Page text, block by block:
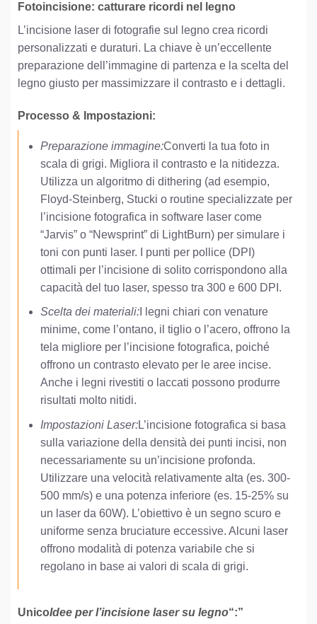
Fotoincisione: catturare ricordi nel legno
L’incisione laser di fotografie sul legno crea ricordi
personalizzati e duraturi. La chiave è un’eccellente
preparazione dell’immagine di partenza e la scelta del
legno giusto per massimizzare il contrasto e i dettagli.
Processo & Impostazioni:
Preparazione immagine:Converti la tua foto in
scala di grigi. Migliora il contrasto e la nitidezza.
Utilizza un algoritmo di dithering (ad esempio,
Floyd-Steinberg, Stucki o routine specializzate per
l’incisione fotografica in software laser come
“Jarvis” o “Newsprint” di LightBurn) per simulare i
toni con punti laser. I punti per pollice (DPI)
ottimali per l’incisione di solito corrispondono alla
capacità del tuo laser, spesso tra 300 e 600 DPI.
Scelta dei materiali:I legni chiari con venature
minime, come l’ontano, il tiglio o l’acero, offrono la
tela migliore per l’incisione fotografica, poiché
offrono un contrasto elevato per le aree incise.
Anche i legni rivestiti o laccati possono produrre
risultati molto nitidi.
Impostazioni Laser:L’incisione fotografica si basa
sulla variazione della densità dei punti incisi, non
necessariamente su un’incisione profonda.
Utilizzare una velocità relativamente alta (es. 300-
500 mm/s) e una potenza inferiore (es. 15-25% su
un laser da 60W). L’obiettivo è un segno scuro e
uniforme senza bruciature eccessive. Alcuni laser
offrono modalità di potenza variabile che si
regolano in base ai valori di scala di grigi.
UnicoIdee per l’incisione laser su legno“:”